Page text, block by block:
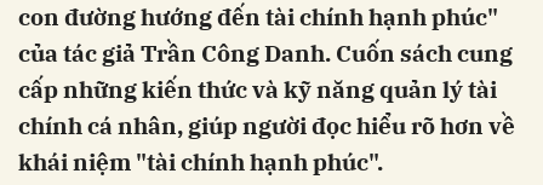
con đường hướng đến tài chính hạnh phúc"
của tác giả Trần Công Danh. Cuốn sách cung
cấp những kiến thức và kỹ năng quản lý tài
chính cá nhân, giúp người đọc hiểu rõ hơn về
khái niệm "tài chính hạnh phúc".